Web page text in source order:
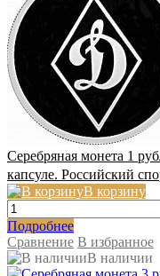
Серебряная монета 1
капсуле. Российский
В корзину
Подробнее
Сравнение В избранное
В наличии